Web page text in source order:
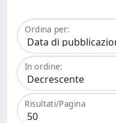
Ordina per:
In ordine:
Risultati/Pagina